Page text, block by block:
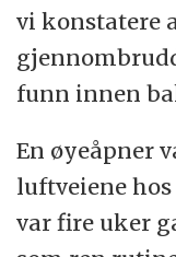
vi konstatere
funn innen
En øyeåpner
luftveiene hos
var fire uker